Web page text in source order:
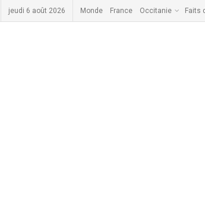
jeudi 6 août 2026 Monde France Occitanie Faits